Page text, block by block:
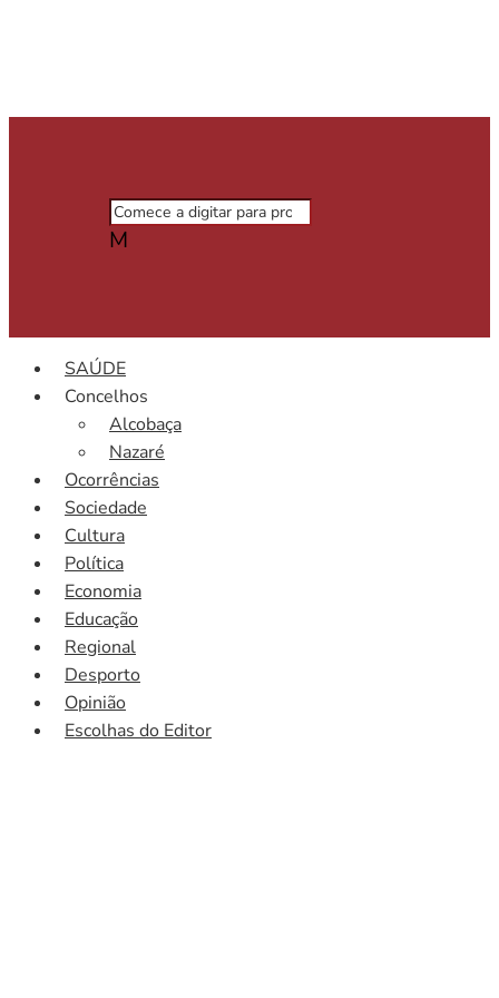
M
SAÚDE
Concelhos
Alcobaça
Nazaré
Ocorrências
Sociedade
Cultura
Política
Economia
Educação
Regional
Desporto
Opinião
Escolhas do Editor